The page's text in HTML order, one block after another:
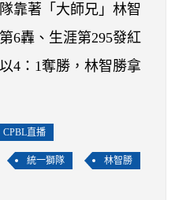
靠著「大師兄」林智
6轟、生涯第295發紅
4：1奪勝，林智勝拿
CPBL直播
統一獅隊 林智勝